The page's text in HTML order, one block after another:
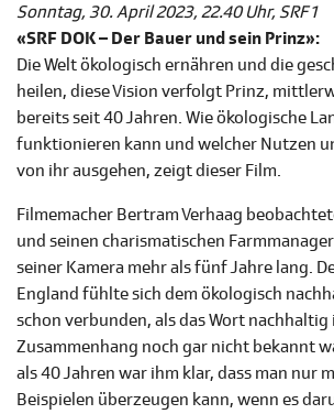
Sonntag, 30. April 2023, 22.40 Uhr, SRF 1
«SRF DOK – Der Bauer und sein Prinz»:
Die Welt ökologisch ernähren und die
heilen, diese Vision verfolgt Prinz,
bereits seit 40 Jahren. Wie ökologische
funktionieren kann und welcher Nutzen
von ihr ausgehen, zeigt dieser Film.
Filmemacher Bertram Verhaag
und seinen charismatischen
seiner Kamera mehr als fünf Jahre lang.
England fühlte sich dem ökologisch
schon verbunden, als das Wort nachhaltig
Zusammenhang noch gar nicht bekannt
als 40 Jahren war ihm klar, dass man nur
Beispielen überzeugen kann, wenn es